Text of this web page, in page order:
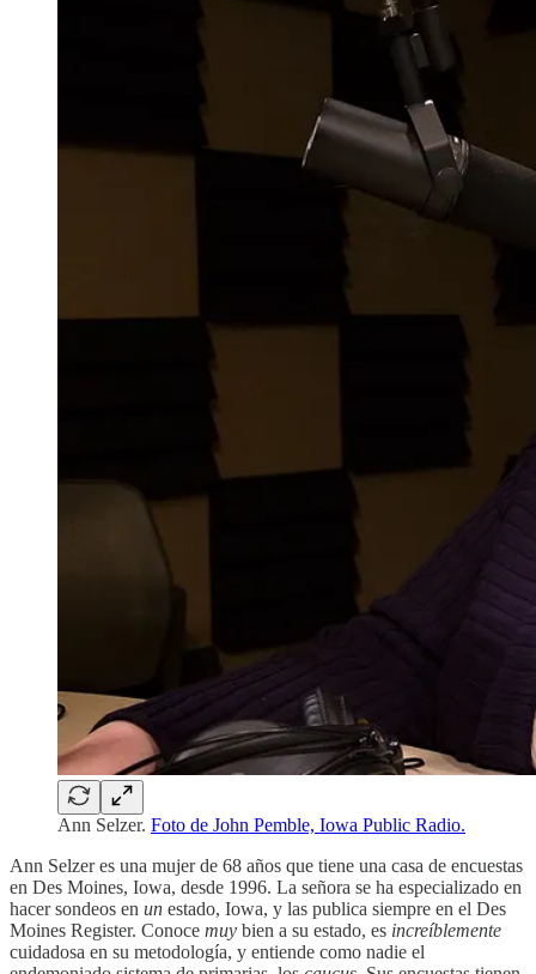
Ann Selzer. Foto de John Pemble, Iowa Public Radio.
Ann Selzer es una mujer de 68 años que tiene una casa de encuestas
en Des Moines, Iowa, desde 1996. La señora se ha especializado en
hacer sondeos en un estado, Iowa, y las publica siempre en el Des
Moines Register. Conoce muy bien a su estado, es increíblemente
cuidadosa en su metodología, y entiende como nadie el